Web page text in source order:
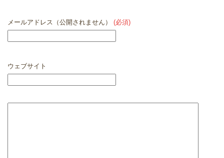
メールアドレス（公開されません） (必須)
ウェブサイト